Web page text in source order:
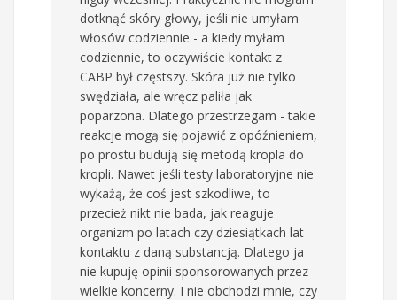
dotknąć skóry głowy, jeśli nie umyłam
włosów codziennie - a kiedy myłam
codziennie, to oczywiście kontakt z
CABP był częstszy. Skóra już nie tylko
swędziała, ale wręcz paliła jak
poparzona. Dlatego przestrzegam - takie
reakcje mogą się pojawić z opóźnieniem,
po prostu budują się metodą kropla do
kropli. Nawet jeśli testy laboratoryjne nie
wykażą, że coś jest szkodliwe, to
przecież nikt nie bada, jak reaguje
organizm po latach czy dziesiątkach lat
kontaktu z daną substancją. Dlatego ja
nie kupuję opinii sponsorowanych przez
wielkie koncerny. I nie obchodzi mnie, czy